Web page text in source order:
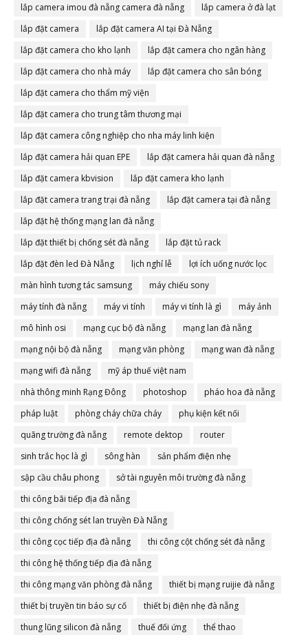
lắp camera imou đà nẵng camera đà nẵng
lắp camera ở đà lạt
lắp đặt camera
lắp đặt camera AI tại Đà Nẵng
lắp đặt camera cho kho lạnh
lắp đặt camera cho ngân hàng
lắp đặt camera cho nhà máy
lắp đặt camera cho sân bóng
lắp đặt camera cho thẩm mỹ viện
lắp đặt camera cho trung tâm thương mại
lắp đặt camera công nghiệp cho nha máy linh kiện
lắp đặt camera hải quan EPE
lắp đặt camera hải quan đà nẵng
lắp đặt camera kbvision
lắp đặt camera kho lạnh
lắp đặt camera trang trại đà nẵng
lắp đặt camera tại đà nẵng
lắp đặt hệ thống mạng lan đà nẵng
lắp đặt thiết bị chống sét đà nẵng
lắp đặt tủ rack
lắp đặt đèn led Đà Nẵng
lịch nghỉ lễ
lợi ích uống nước lọc
màn hình tương tác samsung
máy chiếu sony
máy tính đà nẵng
máy vi tính máy vi tính là gì
máy ảnh
mô hình osi
mạng cục bộ đà nẵng
mạng lan đà nẵng
mạng nội bộ đà nẵng
mạng văn phòng
mạng wan đà nẵng
mạng wifi đà nẵng
mỹ áp thuế việt nam
nhà thông minh Rạng Đông
photoshop
pháo hoa đà nẵng
pháp luật
phòng cháy chữa cháy
phụ kiện kết nối
quãng trường đà nẵng
remote dektop
router
sinh trắc học là gì
sông hàn
sản phẩm điện nhẹ
sập cầu châu phong
sở tài nguyên môi trường đà nẵng
thi công bãi tiếp địa đà nẵng
thi công chống sét lan truyền Đà Nẵng
thi công cọc tiếp địa đà nẵng
thi công cột chống sét đà nẵng
thi công hệ thống tiếp địa đà nẵng
thi công mạng văn phòng đà nẵng
thiết bị mạng ruijie đà nẵng
thiết bị truyền tin báo sự cố
thiết bị điện nhẹ đà nẵng
thung lũng silicon đà nẵng
thuế đối ứng
thể thao